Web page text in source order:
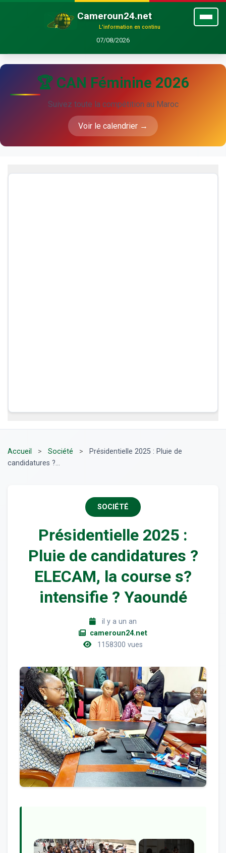
Cameroun24.net
L'information en continu
07/08/2026
🏆 CAN Féminine 2026
Suivez toute la compétition au Maroc
Voir le calendrier →
Accueil > Société >
Présidentielle 2025 : Pluie de
candidatures ?...
SOCIÉTÉ
Présidentielle 2025 :
Pluie de candidatures ?
ELECAM, la course s?
intensifie ? Yaoundé
il y a un an
cameroun24.net
1158300 vues
×